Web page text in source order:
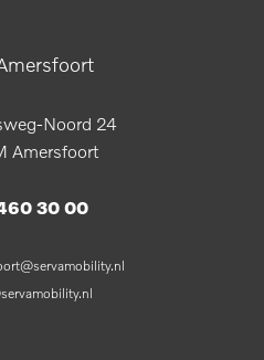
Noord 24
Amersfoort
30 00